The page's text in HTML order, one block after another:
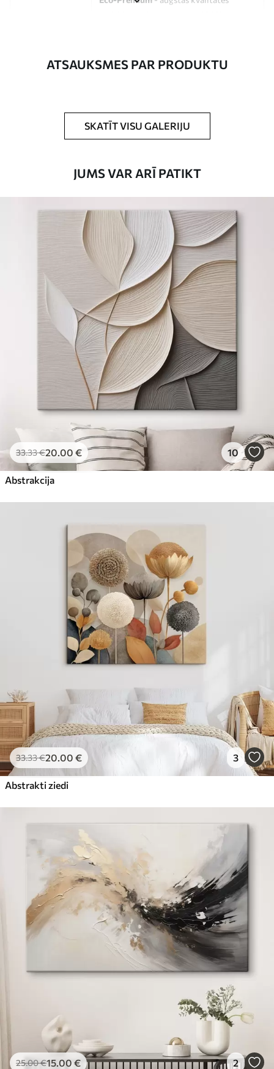
Jūs varat pievienot lakas pārklājumu.
No15.00€
Eco-Premium
.00
ATSAUKSMES PAR PRODUKTU
SKATĪT VISU GALERIJU
JUMS VAR ARĪ PATIKT
33.33€20.00 € 10
Abstrakcija
33.33€20.00 € 3
Abstrakti ziedi
25.00€15.00 € 2